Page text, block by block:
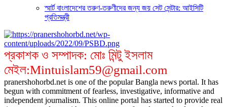
স্মার্ট বাংলাদেশের তরুণ-তরুণীদের জন্য জয় সেট সেন্টার: আইসিটি
প্রতিমন্ত্রী
প্রকাশক ও সম্পাদক: মোঃ মিন্টু ইসলাম
মেইল:Mintuislam59@gmail.com
pranershohorbd.net is one of the popular Bangla news portal. It has
begun with commitment of fearless, investigative, informative and
independent journalism. This online portal has started to provide real